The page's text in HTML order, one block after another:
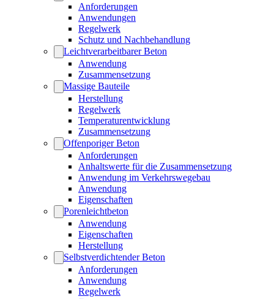
Anforderungen
Anwendungen
Regelwerk
Schutz und Nachbehandlung
Leichtverarbeitbarer Beton
Anwendung
Zusammensetzung
Massige Bauteile
Herstellung
Regelwerk
Temperaturentwicklung
Zusammensetzung
Offenporiger Beton
Anforderungen
Anhaltswerte für die Zusammensetzung
Anwendung im Verkehrswegebau
Anwendung
Eigenschaften
Porenleichtbeton
Anwendung
Eigenschaften
Herstellung
Selbstverdichtender Beton
Anforderungen
Anwendung
Regelwerk